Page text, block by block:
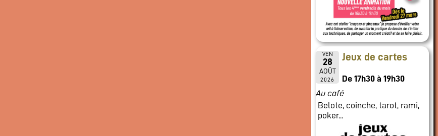
VEN
28
AOÛT
2026
Jeux de cartes
De 17h30 à 19h30
Au café
Belote, coinche, tarot, rami,
poker...